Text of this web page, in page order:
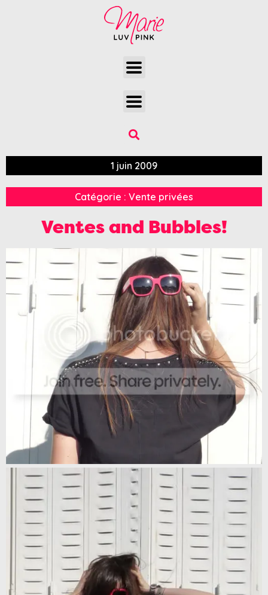
1 juin 2009
Catégorie : Vente privées
Ventes and Bubbles!